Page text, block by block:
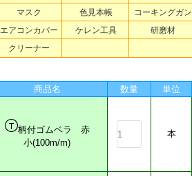
マスク 色見本帳 コーキングガン
エアコンカバー ケレン工具 研磨材
クリーナー
商品名 数量 単位
柄付ゴムベラ 赤
小(100m/m)
本